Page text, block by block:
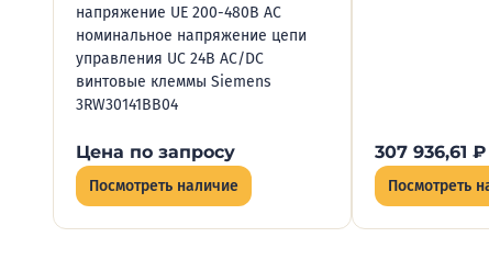
напряжение UE 200-480В AC
номинальное напряжение цепи
управления UC 24В AC/DC
винтовые клеммы Siemens
3RW30141BB04
Цена по запросу
Посмотреть наличие
307 936,61 ₽
Посмотреть